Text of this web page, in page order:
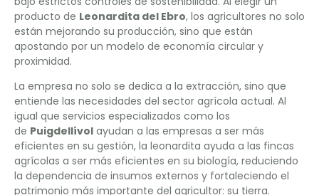
producto de Leonardita del Ebro, los agricultores no solo
están mejorando su producción, sino que están
apostando por un modelo de economía circular y
proximidad.
La empresa no solo se dedica a la extracción, sino que
entiende las necesidades del sector agrícola actual. Al
igual que servicios especializados como los
de Puigdellívol ayudan a las empresas a ser más
eficientes en su gestión, la leonardita ayuda a las fincas
agrícolas a ser más eficientes en su biología, reduciendo
la dependencia de insumos externos y fortaleciendo el
patrimonio más importante del agricultor: su tierra.